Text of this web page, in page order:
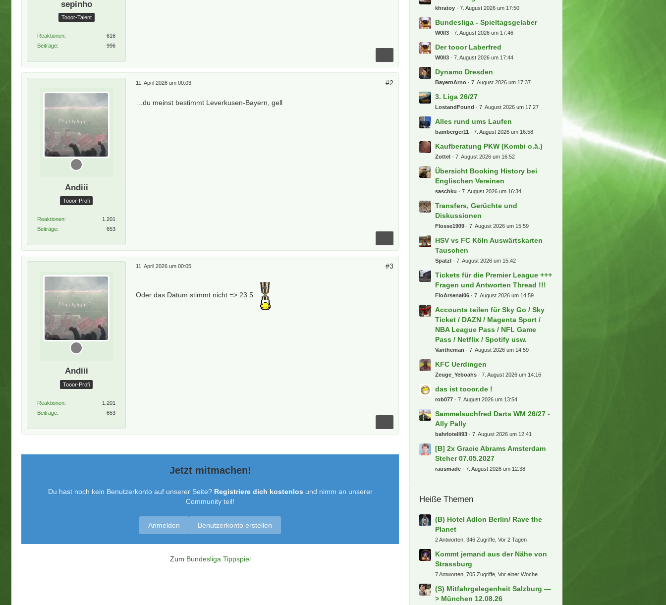
sepinho
Tooor-Talent
Reaktionen
616
Beiträge
996
Andiii
Tooor-Profi
Reaktionen
1.201
Beiträge
653
11. April 2026 um 00:03 #2
…du meinst bestimmt Leverkusen-Bayern, gell
Andiii
Tooor-Profi
Reaktionen
1.201
Beiträge
653
11. April 2026 um 00:05 #3
Oder das Datum stimmt nicht => 23.5
Jetzt mitmachen!
Du hast noch kein Benutzerkonto auf unserer Seite? Registriere dich kostenlos und nimm an unserer
Community teil!
Benutzerkonto erstellen
Anmelden
Zum Bundesliga Tippspiel
khratoy 7. August 2026 um 17:50
Bundesliga - Spieltagsgelaber
W0ll3 7. August 2026 um 17:46
Der tooor Laberfred
W0ll3 7. August 2026 um 17:44
Dynamo Dresden
BayernArno 7. August 2026 um 17:37
3. Liga 26/27
LostandFound 7. August 2026 um 17:27
Alles rund ums Laufen
bamberger11 7. August 2026 um 16:58
Kaufberatung PKW (Kombi o.ä.)
Zottel 7. August 2026 um 16:52
Übersicht Booking History bei
Englischen Vereinen
saschku 7. August 2026 um 16:34
Transfers, Gerüchte und
Diskussionen
Flosse1909 7. August 2026 um 15:59
HSV vs FC Köln Auswärtskarten
Tauschen
Spatzl 7. August 2026 um 15:42
Tickets für die Premier League +++
Fragen und Antworten Thread !!!
FloArsenal06 7. August 2026 um 14:59
Accounts teilen für Sky Go / Sky
Ticket / DAZN / Magenta Sport /
NBA League Pass / NFL Game
Pass / Netflix / Spotify usw.
Vantheman 7. August 2026 um 14:59
KFC Uerdingen
Zeuge_Yeboahs 7. August 2026 um 14:16
das ist tooor.de !
rob077 7. August 2026 um 13:54
Sammelsuchfred Darts WM 26/27 -
Ally Pally
bahrlotelli93 7. August 2026 um 12:41
[B] 2x Gracie Abrams Amsterdam
Steher 07.05.2027
rausmade 7. August 2026 um 12:38
Heiße Themen
(B) Hotel Adlon Berlin/ Rave the
Planet
2 Antworten, 346 Zugriffe, Vor 2 Tagen
Kommt jemand aus der Nähe von
Strassburg
7 Antworten, 705 Zugriffe, Vor einer Woche
(S) Mitfahrgelegenheit Salzburg —
> München 12.08.26